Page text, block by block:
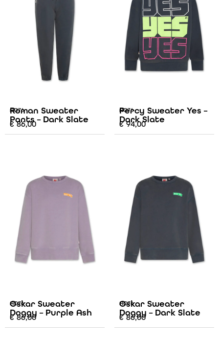
AO76
Roman Sweater
Pants – Dark Slate
€86,00
AO76
Percy Sweater Yes –
Dark Slate
€94,00
AO76
Oskar Sweater
Doggy – Purple Ash
€86,00
AO76
Oskar Sweater
Doggy – Dark Slate
€86,00